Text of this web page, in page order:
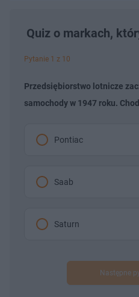
Quiz o markach,
Pytanie 1 z 10
Przedsiębiorstwo lotnicze
samochody w 1947 roku.
Pontiac
Saab
Saturn
Następne